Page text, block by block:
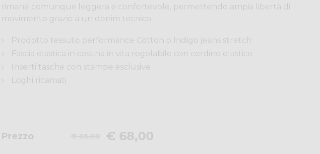
rimane comunque leggera e confortevole, permettendo ampia libertà di
movimento grazie a un denim tecnico.
Prodotto tessuto performance Cotton o Indigo jeans stretch
Fascia elastica in costina in vita regolabile con cordino elastico
Inserti tasche con stampe esclusive
Loghi ricamati
Prezzo € 68,00